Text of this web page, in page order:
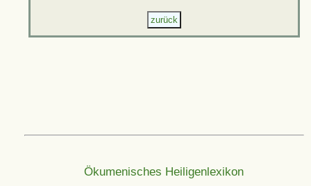
Ökumenisches Heiligenlexikon